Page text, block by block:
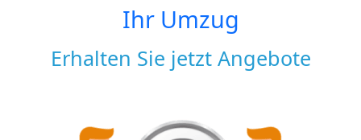
Ihr Umzug
Erhalten Sie jetzt Angebote